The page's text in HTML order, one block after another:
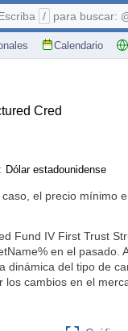
Calendario
/ para buscar:
Cred
Dólar estadounidense
caso, el precio mínimo
Fund IV First Trust
en el pasado.
del tipo de
los cambios en el